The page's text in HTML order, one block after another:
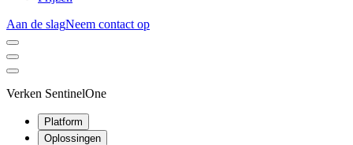
Aan de slagNeem contact op
Verken SentinelOne
Platform
Oplossingen